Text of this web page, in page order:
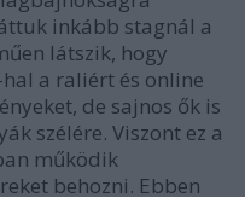
inkább stagnál a
látszik, hogy
a raliért és online
de sajnos ők is
szélére. Viszont ez a
működik
behozni. Ebben